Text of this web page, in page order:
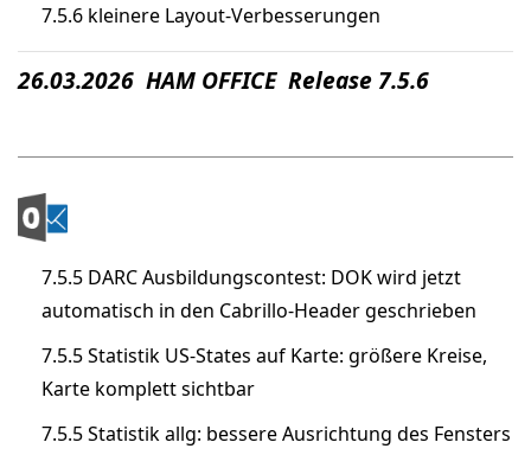
7.5.6 kleinere Layout-Verbesserungen
26.03.2026 HAM OFFICE Release 7.5.6
7.5.5 DARC Ausbildungscontest: DOK wird jetzt
automatisch in den Cabrillo-Header geschrieben
7.5.5 Statistik US-States auf Karte: größere Kreise,
Karte komplett sichtbar
7.5.5 Statistik allg: bessere Ausrichtung des Fensters